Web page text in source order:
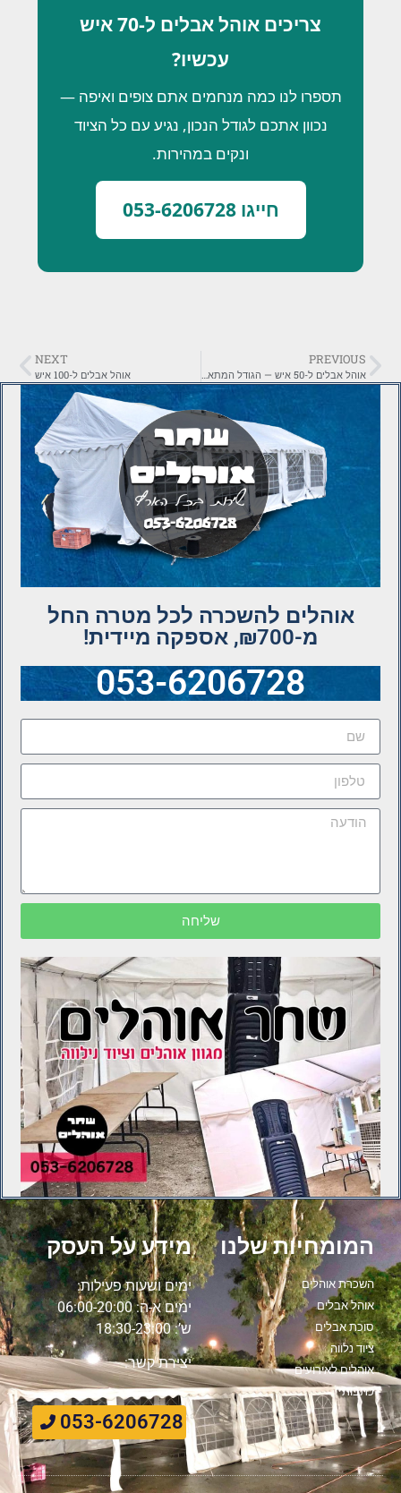
צריכים אוהל אבלים ל-70 איש
עכשיו?
תספרו לנו כמה מנחמים אתם צופים ואיפה —
נכוון אתכם לגודל הנכון, נגיע עם כל הציוד
ונקים במהירות.
חייגו 053-6206728
PREVIOUS
אוהל אבלים ל-50 איש — הגודל המתאים והמחיר
NEXT
אוהל אבלים ל-100 איש
אוהלים להשכרה לכל מטרה החל
מ-₪700, אספקה מיידית!
053-6206728
שליחה
המומחיות שלנו
השכרת אוהלים
אוהל אבלים
סוכת אבלים
ציוד נלווה
אוהלים לאירועים
כתבות
מידע על העסק
ימים ושעות פעילות:
ימים א-ה: 06:00-20:00
ש’: 18:30-23:00
יצירת קשר:
053-6206728